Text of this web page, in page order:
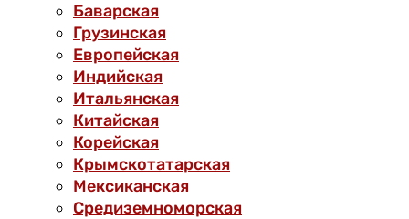
Баварская
Грузинская
Европейская
Индийская
Итальянская
Китайская
Корейская
Крымскотатарская
Мексиканская
Средиземноморская